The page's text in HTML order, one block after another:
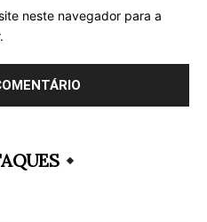
neste navegador para a